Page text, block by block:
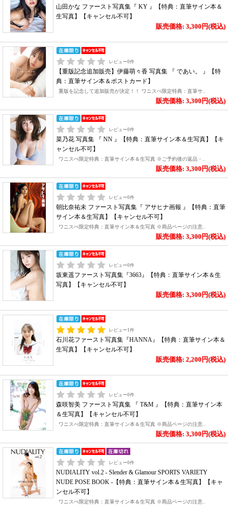
山田かな ファースト写真集『 KY 』【特典：直筆サイン本＆
生写真】【キャンセル不可】
販売価格: 3,300円(税込)
レビュー0件
【重版記念追加販売】伊藤萌々香 写真集 『 であい。 』【特
典：直筆サイン本＆ポストカード】
重版を記念して追加販売が決定！！ ワニスぺ限定特典：直筆サ..
販売価格: 3,300円(税込)
レビュー0件
菜乃花 写真集 『 NN 』【特典：直筆サイン本＆生写真】【キ
ャンセル不可】
ワニスぺ限定特典：直筆サイン本＆生写真 ※ご予約後の返品・..
販売価格: 3,300円(税込)
レビュー0件
朝比奈祐未 ファースト写真集『 アサヒナ画報 』【特典：直筆
サイン本＆生写真】【キャンセル不可】
ワニスぺ限定特典：直筆サイン本＆生写真 ※商品ページの注意..
販売価格: 3,300円(税込)
レビュー0件
坂東遥ファースト写真集『3663』【特典：直筆サイン本＆生
写真】【キャンセル不可】
販売価格: 3,300円(税込)
レビュー1件
石川花ファースト写真集『HANNA』【特典：直筆サイン本＆
生写真】【キャンセル不可】
販売価格: 2,200円(税込)
レビュー0件
森咲智美 ファースト写真集 『 T&M 』【特典：直筆サイン本
＆生写真】【キャンセル不可】
ワニスぺ限定特典：直筆サイン本＆生写真 ※商品ページの注意..
販売価格: 3,300円(税込)
レビュー0件
NUDIALITY vol.2 - Slender & Glamour SPORTS VARIETY
NUDE POSE BOOK -【特典：直筆サイン本＆生写真】【キャ
ンセル不可】
ワニスぺ限定特典：直筆サイン本＆生写真 ※商品ページの注意..